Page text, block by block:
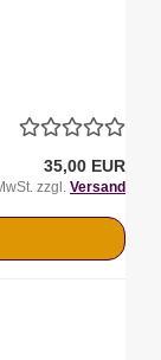
35,00 EUR
zzgl. Versand